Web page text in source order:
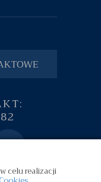
celu realizacji